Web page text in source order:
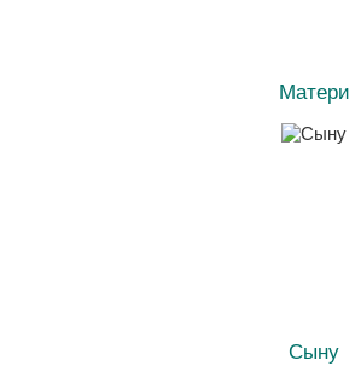
Матери
Сыну